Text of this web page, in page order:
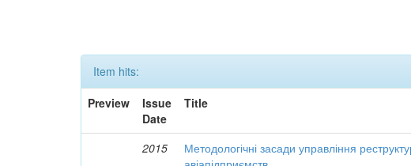
Item hits:
Preview
Issue
Date
Title
2015
Методологічні засади управління